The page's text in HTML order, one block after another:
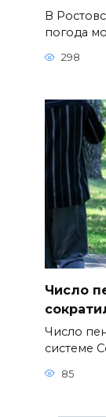
В
погода
298
Число
Число
системе
85